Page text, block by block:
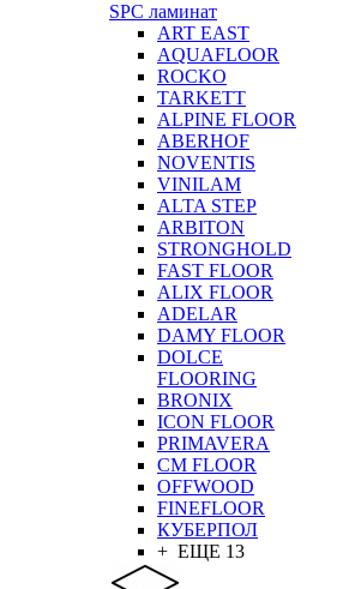
SPC ламинат
ART EAST
AQUAFLOOR
ROCKO
TARKETT
ALPINE FLOOR
ABERHOF
NOVENTIS
VINILAM
ALTA STEP
ARBITON
STRONGHOLD
FAST FLOOR
ALIX FLOOR
ADELAR
DAMY FLOOR
DOLCE
FLOORING
BRONIX
ICON FLOOR
PRIMAVERA
CM FLOOR
OFFWOOD
FINEFLOOR
КУБЕРПОЛ
+ ЕЩЕ 13